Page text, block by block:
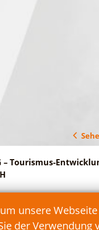
unsere
der
– Tourismus-
Schwielochsee